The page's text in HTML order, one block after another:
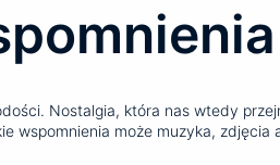
Nostalgia, która nas wtedy
wspomnienia może muzyka,